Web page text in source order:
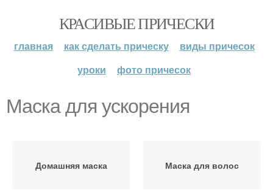
КРАСИВЫЕ ПРИЧЕСКИ
главная как сделать прическу
виды причесок
уроки
фото причесок
Маска для ускорения
Домашняя маска Маска для волос